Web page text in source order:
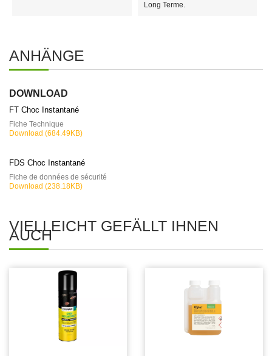
Long Terme.
ANHÄNGE
DOWNLOAD
FT Choc Instantané
Fiche Technique
Download (684.49KB)
FDS Choc Instantané
Fiche de données de sécurité
Download (238.18KB)
VIELLEICHT GEFÄLLT IHNEN
AUCH